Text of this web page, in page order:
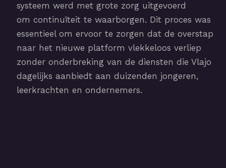
systeem werd met grote zorg uitgevoerd
om continuïteit te waarborgen. Dit proces was
essentieel om ervoor te zorgen dat de overstap
naar het nieuwe platform vlekkeloos verliep
zonder onderbreking van de diensten die Vlajo
dagelijks aanbiedt aan duizenden jongeren,
leerkrachten en ondernemers.